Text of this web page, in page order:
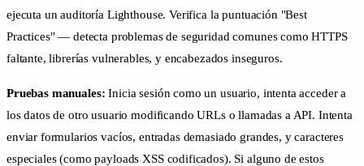
ejecuta un auditoría Lighthouse. Verifica la puntuación "Best
Practices" — detecta problemas de seguridad comunes como HTTPS
faltante, librerías vulnerables, y encabezados inseguros.
Pruebas manuales: Inicia sesión como un usuario, intenta acceder a
los datos de otro usuario modificando URLs o llamadas a API. Intenta
enviar formularios vacíos, entradas demasiado grandes, y caracteres
especiales (como payloads XSS codificados). Si alguno de estos